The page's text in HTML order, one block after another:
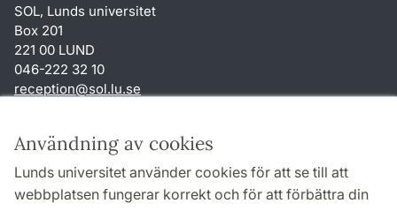
Användning av cookies
Lunds universitet använder cookies för att se till att
webbplatsen fungerar korrekt och för att förbättra din
SOL, Lunds universitet
Box 201
221 00 LUND
046-222 32 10
reception@sol.lu.se
Genvägar
Om webbplatsen och cookies
Behandling av personuppgifter